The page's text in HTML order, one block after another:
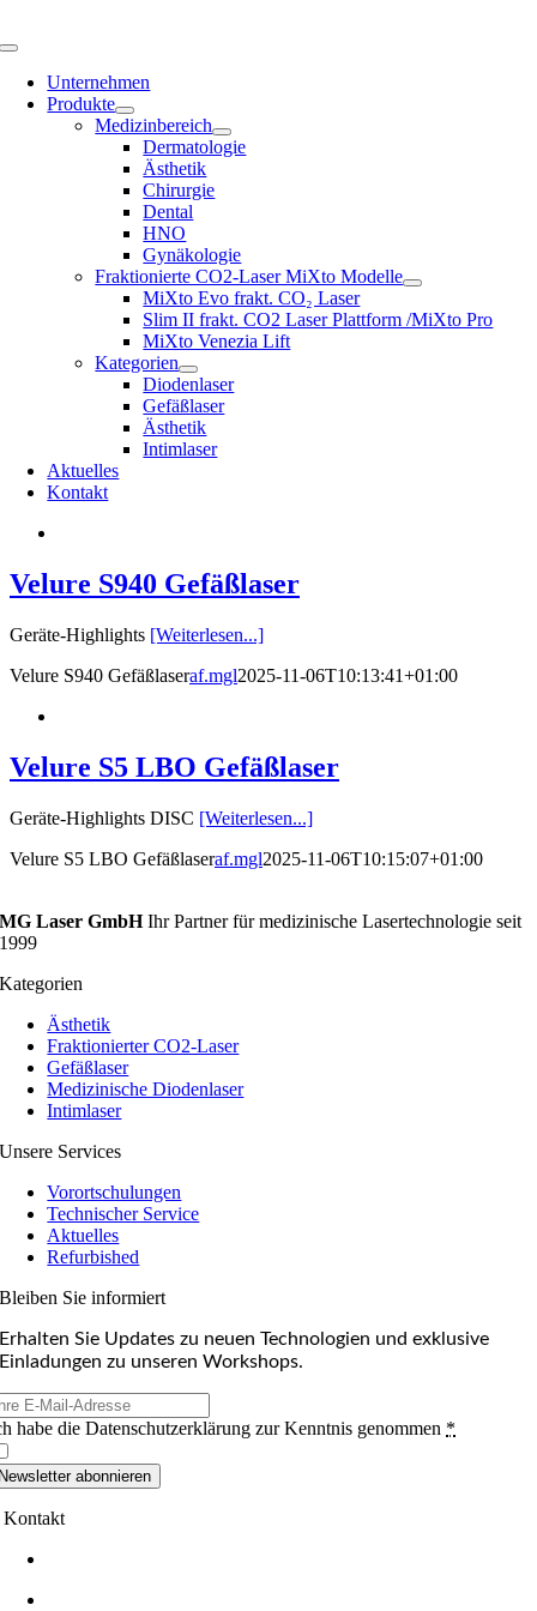
to
Toggle
NavigationUnternehmen
Produkte
Medizinbereich
Dermatologie
Ästhetik
Chirurgie
Dental
HNO
Gynäkologie
Fraktionierte CO2-Laser MiXto Modelle
MiXto Evo frakt. CO₂ Laser
Slim II frakt. CO2 Laser Plattform /MiXto Pro
MiXto Venezia Lift
Kategorien
Diodenlaser
Gefäßlaser
Ästhetik
Intimlaser
Aktuelles
Kontakt
Velure S940 Gefäßlaser
Geräte-Highlights [Weiterlesen...]
Velure S940 Gefäßlaseraf.mgl2025-11-06T10:13:41+01:00
Velure S5 LBO Gefäßlaser
Geräte-Highlights DISC [Weiterlesen...]
Velure S5 LBO Gefäßlaseraf.mgl2025-11-06T10:15:07+01:00
MG Laser GmbHIhr Partner für medizinische Lasertechnologie seit
1999
Kategorien
Ästhetik
Fraktionierter CO2-Laser
Gefäßlaser
Medizinische Diodenlaser
Intimlaser
Unsere Services
Vorortschulungen
Technischer Service
Aktuelles
Refurbished
Bleiben Sie informiert
Erhalten Sie Updates zu neuen Technologien und exklusive
Einladungen zu unseren Workshops.
habe die Datenschutzerklärung zur Kenntnis genommen *
abonnieren
Kontakt